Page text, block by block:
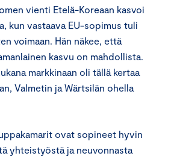
vienti Etelä-Koreaan kasvoi
kun vastaava EU-sopimus tuli
voimaan. Hän näkee, että
kasvu on mahdollista.
markkinaan oli tällä kertaa
Valmetin ja Wärtsilän ohella
ovat sopineet hyvin
yhteistyöstä ja neuvonnasta